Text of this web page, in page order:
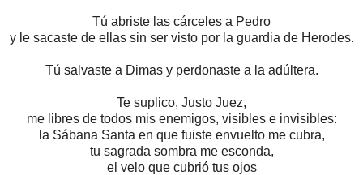
Tú abriste las cárceles a Pedro
y le sacaste de ellas sin ser visto por la guardia de Herodes.
Tú salvaste a Dimas y perdonaste a la adúltera.
Te suplico, Justo Juez,
me libres de todos mis enemigos, visibles e invisibles:
la Sábana Santa en que fuiste envuelto me cubra,
tu sagrada sombra me esconda,
el velo que cubrió tus ojos